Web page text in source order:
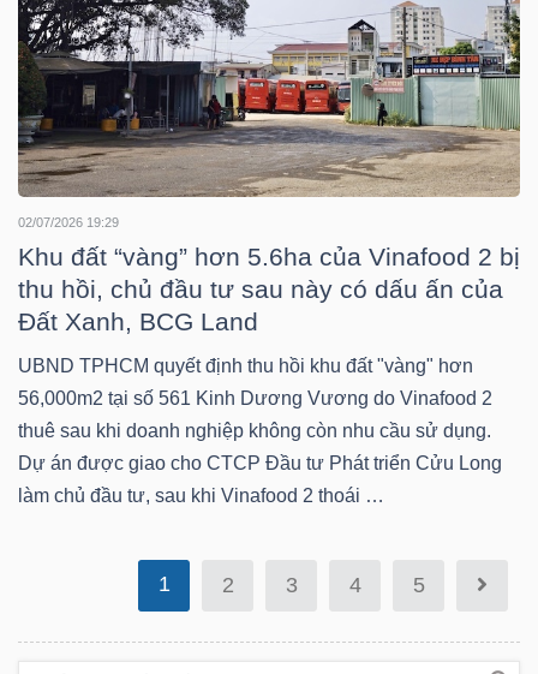
02/07/2026 19:29
Khu đất “vàng” hơn 5.6ha của Vinafood 2 bị
thu hồi, chủ đầu tư sau này có dấu ấn của
Đất Xanh, BCG Land
UBND TPHCM quyết định thu hồi khu đất "vàng" hơn
56,000m2 tại số 561 Kinh Dương Vương do Vinafood 2
thuê sau khi doanh nghiệp không còn nhu cầu sử dụng.
Dự án được giao cho CTCP Đầu tư Phát triển Cửu Long
làm chủ đầu tư, sau khi Vinafood 2 thoái …
1 2 3 4 5
giả
(-)
Báo
cáo
phân
tích
(-)
ngữ
(-)
Dịch